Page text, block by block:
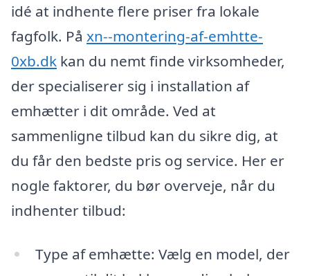
idé at indhente flere priser fra lokale
fagfolk. På xn--montering-af-emhtte-
0xb.dk kan du nemt finde virksomheder,
der specialiserer sig i installation af
emhætter i dit område. Ved at
sammenligne tilbud kan du sikre dig, at
du får den bedste pris og service. Her er
nogle faktorer, du bør overveje, når du
indhenter tilbud:
Type af emhætte: Vælg en model, der